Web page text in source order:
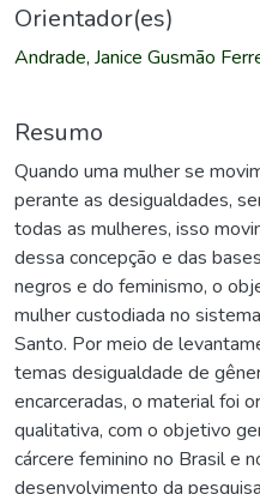
Orientador(es)
Andrade, Janice Gusmão
Resumo
Quando uma mulher se
perante as desigualdades,
todas as mulheres, isso
dessa concepção e das
negros e do feminismo, o
mulher custodiada no
Santo. Por meio de
temas desigualdade de
encarceradas, o material foi
qualitativa, com o objetivo
cárcere feminino no Brasil e
desenvolvimento da